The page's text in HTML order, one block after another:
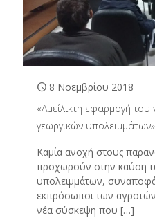
8 Νοεμβρίου 2018
«Αμείλικτη εφαρμογή του
γεωργικών υπολειμμάτων»
Καμία ανοχή στους
προχωρούν στην καύση
υπολειμμάτων,
εκπρόσωποι των
νέα σύσκεψη που […]